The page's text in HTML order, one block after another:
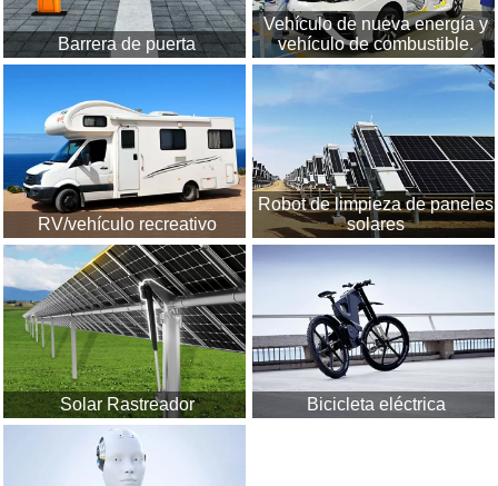
Barrera de puerta
Vehículo de nueva energía y
vehículo de combustible.
RV/vehículo recreativo
Robot de limpieza de paneles
solares
Solar Rastreador Bicicleta eléctrica